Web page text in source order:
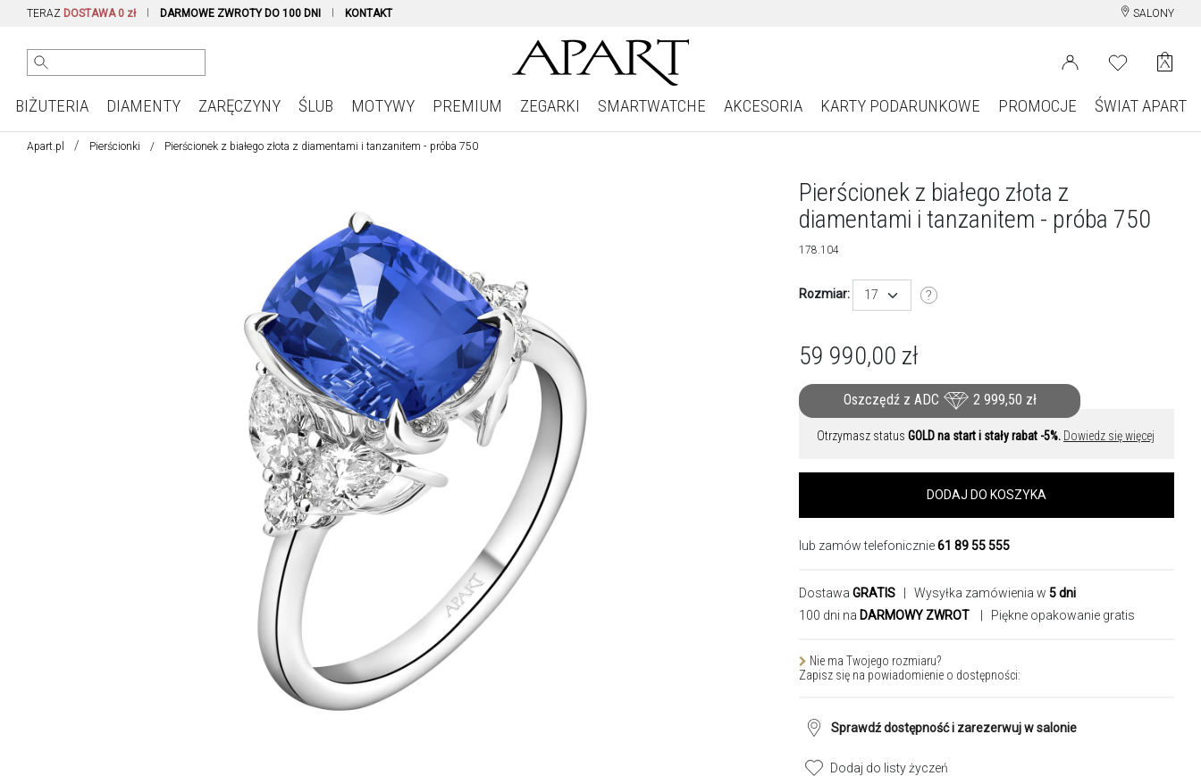
TERAZ DOSTAWA 0 zł DARMOWE ZWROTY DO 100 DNI KONTAKT SALONY
BIŻUTERIA DIAMENTY ZARĘCZYNY ŚLUB MOTYWY PREMIUM ZEGARKI SMARTWATCHE AKCESORIA KARTY PODARUNKOWE PROMOCJE ŚWIAT APART
Apart.pl Pierścionki Pierścionek z białego złota z diamentami i tanzanitem - próba 750
Pierścionek z białego złota z
diamentami i tanzanitem - próba 750
178.104
Rozmiar: 17
59 990,00 zł
Oszczędź z ADC 2 999,50 zł
Otrzymasz status GOLD na start i stały rabat -5%. Dowiedz się więcej
DODAJ DO KOSZYKA
lub zamów telefonicznie61 89 55 555
Dostawa GRATIS | Wysyłka zamówienia w 5 dni
100 dni na DARMOWY ZWROT | Piękne opakowanie gratis
Nie ma Twojego rozmiaru?
Zapisz się na powiadomienie o dostępności:
Sprawdź dostępność i zarezerwuj w salonie
Dodaj do listy życzeń